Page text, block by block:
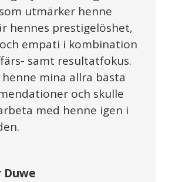
utmärker henne
hennes prestigelöshet,
empati i kombination
samt resultatfokus.
henne mina allra bästa
och skulle
med henne igen i
Duwe